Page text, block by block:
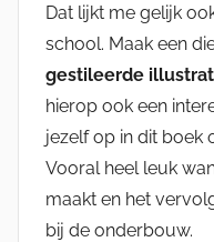
Dat lijkt me gelijk
school. Maak een
gestileerde
hierop ook een
jezelf op in dit boek
Vooral heel leuk
maakt en het
bij de onderbouw.